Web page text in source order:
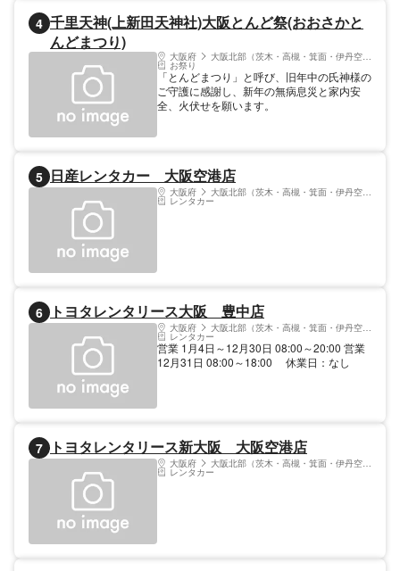
4 千里天神(上新田天神社)大阪とんど祭(おおさかと
んどまつり)
大阪府 大阪北部（茨木・高槻・箕面・伊丹空港）
お祭り
「とんどまつり」と呼び、旧年中の氏神様の
ご守護に感謝し、新年の無病息災と家内安
全、火伏せを願います。
5 日産レンタカー 大阪空港店
大阪府 大阪北部（茨木・高槻・箕面・伊丹空港）
レンタカー
6 トヨタレンタリース大阪 豊中店
大阪府 大阪北部（茨木・高槻・箕面・伊丹空港）
レンタカー
営業 1月4日～12月30日 08:00～20:00 営業
12月31日 08:00～18:00 休業日：なし
7 トヨタレンタリース新大阪 大阪空港店
大阪府 大阪北部（茨木・高槻・箕面・伊丹空港）
レンタカー